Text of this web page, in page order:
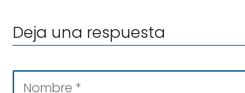
Deja una respuesta